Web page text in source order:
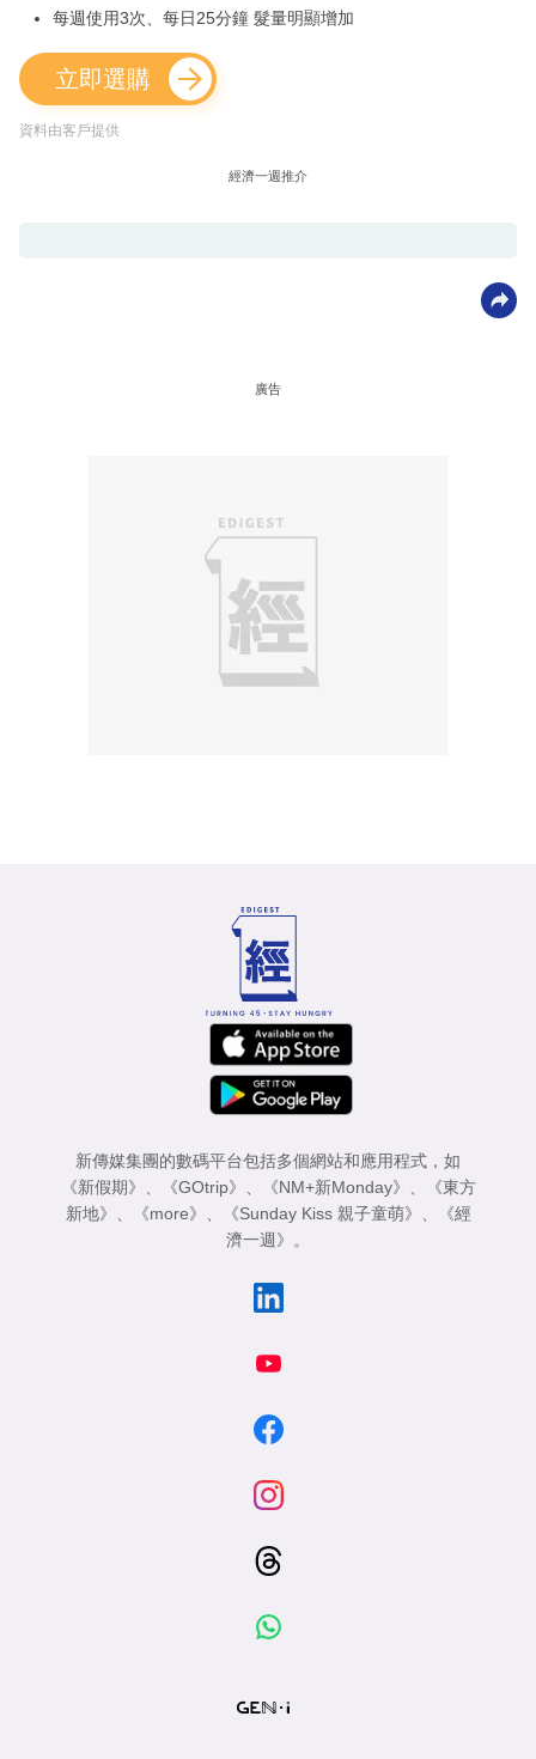
每週使用3次、每日25分鐘 髮量明顯增加
立即選購
資料由客戶提供
經濟一週推介
廣告
新傳媒集團的數碼平台包括多個網站和應用程式，如
《新假期》
《GOtrip》 《NM+新Monday》
《東方
新地》
《more》 《Sunday Kiss 親子童萌》
《經
濟一週》
。